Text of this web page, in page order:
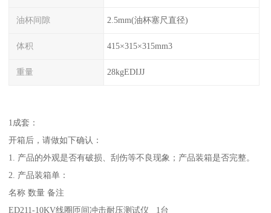
油杯间隙 2.5mm(油杯塞尺直径)
体积 415×315×315mm3
重量 28kgEDIJJ
1成套：
开箱后，请做如下确认：
1. 产品的外观是否有破损、刮伤等不良现象；产品装箱是否完整。
2. 产品装箱单：
名称 数量 备注
ED211-10KV线圈匝间冲击耐压测试仪 1台